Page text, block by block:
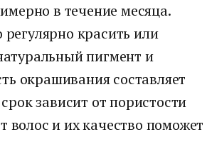
в течение месяца.
красить или
пигмент и
окрашивания составляет
зависит от пористости
волос и их качество поможет